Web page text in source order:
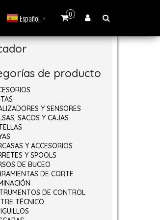
0
Español ▼
de producto
Y SENSORES
SACOS Y CAJAS
Y ACCESORIOS
Y SPOOLS
DE BUCEO
DE CORTE
DE CONTROL
TÉCNICO